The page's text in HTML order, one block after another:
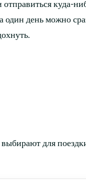
куда-
один день можно
выбирают для